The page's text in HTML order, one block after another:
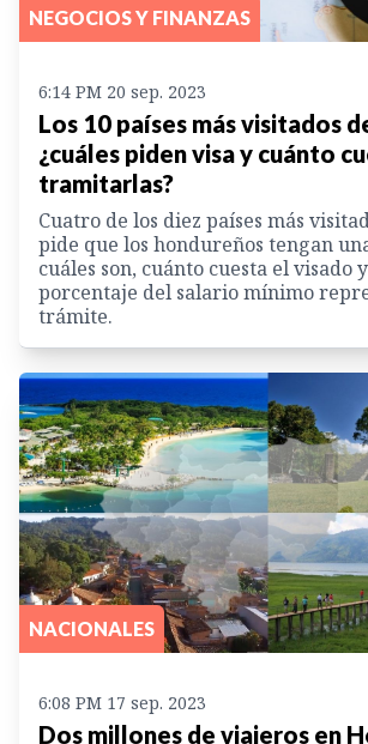
NEGOCIOS Y FINANZAS
6:14 PM 20 sep. 2023
Los 10 países más visitados
¿cuáles piden visa y cuánto
tramitarlas?
Cuatro de los diez países más
pide que los hondureños tengan
cuáles son, cuánto cuesta el visado
porcentaje del salario mínimo
trámite.
NACIONALES
6:08 PM 17 sep. 2023
Dos millones de viajeros en